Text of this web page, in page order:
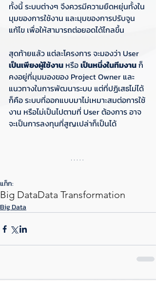
ทั้งนี้ ระบบต่างๆ จึงควรมีความยืดหยุ่นทั้งใน
มุมของการใช้งาน และมุมของการปรับจูน
แก้ไข เพื่อให้สามารถต่อยอดได้ไกลขึ้น
สุดท้ายแล้ว แต่ละโครงการ จะมองว่า User
เป็นเพียงผู้ใช้งาน หรือ เป็นหนึ่งในทีมงาน ก็
คงอยู่ที่มุมมองของ Project Owner และ
แนวทางในการพัฒนาระบบ แต่ที่ปฏิเสธไม่ได้
ก็คือ ระบบที่ออกแบบมาไม่เหมาะสมต่อการใช้
งาน หรือไม่เป็นไปตามที่ User ต้องการ อาจ
จะเป็นการลงทุนที่สูญเปล่าก็เป็นได้
แท็ก:
Big DataData Transformation
Big Data